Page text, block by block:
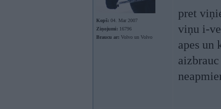
Kopš: 04. Mar 2007
Ziņojumi: 16796
Braucu ar: Volvo un Volvo
pret
viņu i-
apes un